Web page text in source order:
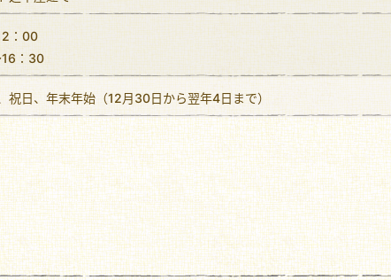
：00
：30
祝日、年末年始（12月30日から翌年4日まで）